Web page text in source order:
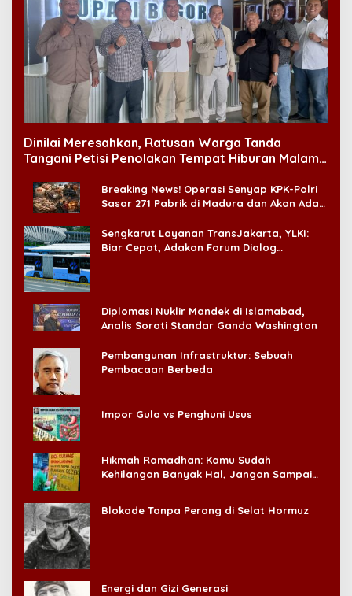
Dinilai Meresahkan, Ratusan Warga Tanda
Tangani Petisi Penolakan Tempat Hiburan Malam
Breaking News! Operasi Senyap KPK-Polri
Sasar 271 Pabrik di Madura dan Akan Ada
Sengkarut Layanan TransJakarta, YLKI:
Biar Cepat, Adakan Forum Dialog
Diplomasi Nuklir Mandek di Islamabad,
Analis Soroti Standar Ganda Washington
Pembangunan Infrastruktur: Sebuah
Pembacaan Berbeda
Impor Gula vs Penghuni Usus
Hikmah Ramadhan: Kamu Sudah
Kehilangan Banyak Hal, Jangan Sampai
Blokade Tanpa Perang di Selat Hormuz
Energi dan Gizi Generasi